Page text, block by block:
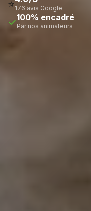
⭐176 avis Google
✓100% encadré
Par nos animateurs